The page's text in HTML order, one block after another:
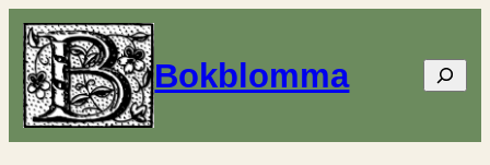
Bokblomma Sök